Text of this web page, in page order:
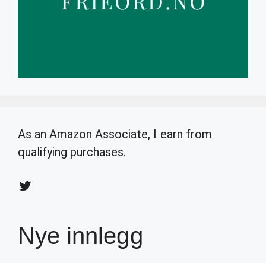
As an Amazon Associate, I earn from
qualifying purchases.
Twitter
Nye innlegg